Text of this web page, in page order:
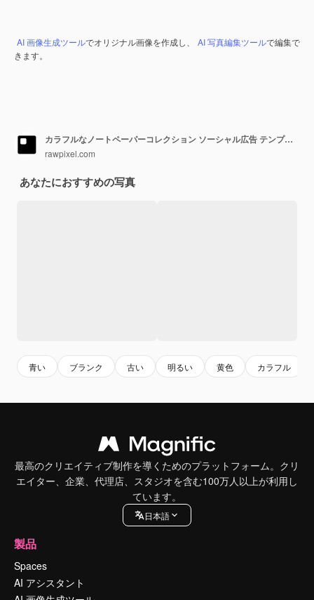
AI 画像生成ツールでオリジナル画像を作成し、 AI 写真編集ツールで編集で
きます。
カラフルなノートペーパーコレクション ソーシャル広告 テンプレート 透明 png
rawpixel.com
あなたにおすすめの写真
青い ブランク 古い 明るい 黄色 カラフル
最高のクリエイティブ制作を導くためのプラットフォーム。クリ
エイター、企業、代理店、スタジオを含む100万人以上が利用し
ています。
日本語
製品
Spaces
AI アシスタント